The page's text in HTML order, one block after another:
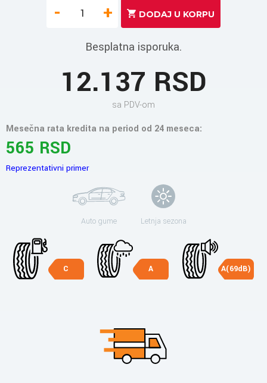
- +
Besplatna isporuka.
12.137 RSD
sa PDV-om
Mesečna rata kredita na period od 24 meseca:
565 RSD
Reprezentativni primer
Auto gume Letnja sezona
C A A(69dB)